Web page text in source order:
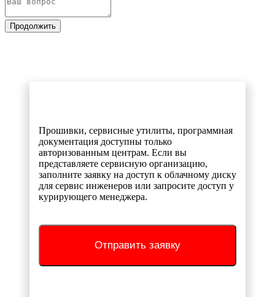
Продолжить
Прошивки, сервисные утилиты, программная
документация доступны только
авторизованным центрам. Если вы
представляете сервисную организацию,
заполните заявку на доступ к облачному диску
для сервис инженеров или запросите доступ у
курирующего менеджера.
Отправить заявку